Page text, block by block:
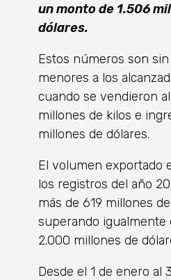
un monto de 1.506
dólares.
Estos números son
menores a los
cuando se vendieron
millones de kilos e
millones de dólares.
El volumen exportado
los registros del año
más de 619 millones
superando igualmente
2.000 millones de
Desde el 1 de enero al